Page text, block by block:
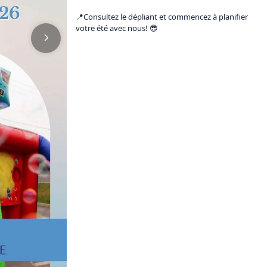
📍Consultez le dépliant et commencez à planifier
votre été avec nous! 😎